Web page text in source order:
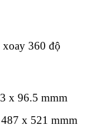
xoay 360 độ
x 96.5 mmm
x 521 mmm